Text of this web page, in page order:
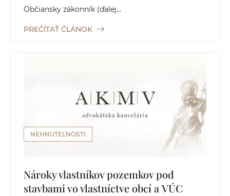
Občiansky zákonník (ďalej...
PREČÍTAŤ ČLÁNOK
NEHNUTEĽNOSTI
Nároky vlastníkov pozemkov pod
stavbami vo vlastníctve obcí a VÚC